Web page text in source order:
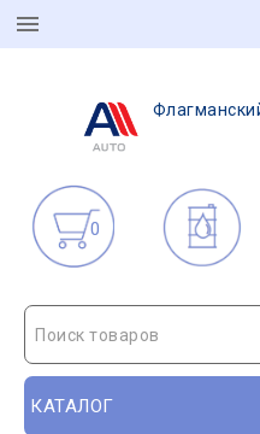
0
Поиск товаров
КАТАЛОГ